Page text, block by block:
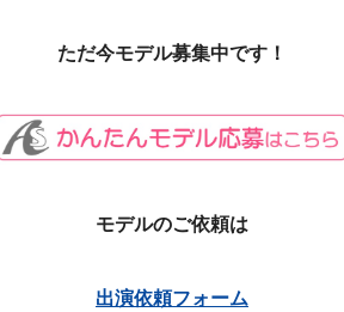
ただ今モデル募集中です！
モデルのご依頼は
出演依頼フォーム